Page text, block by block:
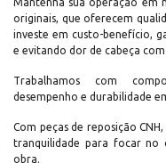
Mantenha sua operação em
originais, que oferecem
investe em custo-benefício,
e evitando dor de cabeça
Trabalhamos com
desempenho e durabilidade
Com peças de reposição
tranquilidade para focar no
obra.